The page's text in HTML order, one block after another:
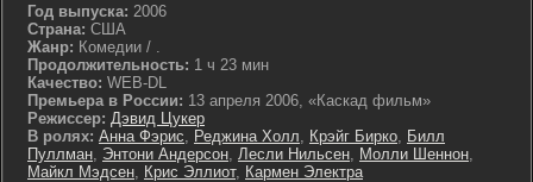
Год выпуска: 2006
Страна: США
Жанр: Комедии / .
Продолжительность: 1 ч 23 мин
Качество: WEB-DL
Премьера в России: 13 апреля 2006, «Каскад фильм»
Режиссер: Дэвид Цукер
В ролях: Анна Фэрис, Реджина Холл, Крэйг Бирко, Билл
Пуллман, Энтони Андерсон, Лесли Нильсен, Молли Шеннон,
Майкл Мэдсен, Крис Эллиот, Кармен Электра